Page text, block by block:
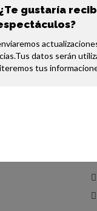
¿Te gustaría
datos serán
tus